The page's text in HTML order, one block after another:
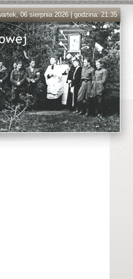
06 sierpnia 2026 | godzina: 21:35